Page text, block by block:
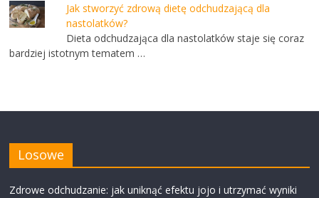
Jak stworzyć zdrową dietę odchudzającą dla
nastolatków?
Dieta odchudzająca dla nastolatków staje się coraz
bardziej istotnym tematem …
Losowe
Zdrowe odchudzanie: jak uniknąć efektu jojo i utrzymać wyniki